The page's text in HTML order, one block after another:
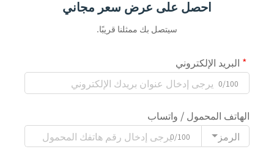
احصل على عرض سعر مجاني
سيتصل بك ممثلنا قريبًا.
البريد الإلكتروني
0/100
الهاتف المحمول / واتساب
الرمز
0/100